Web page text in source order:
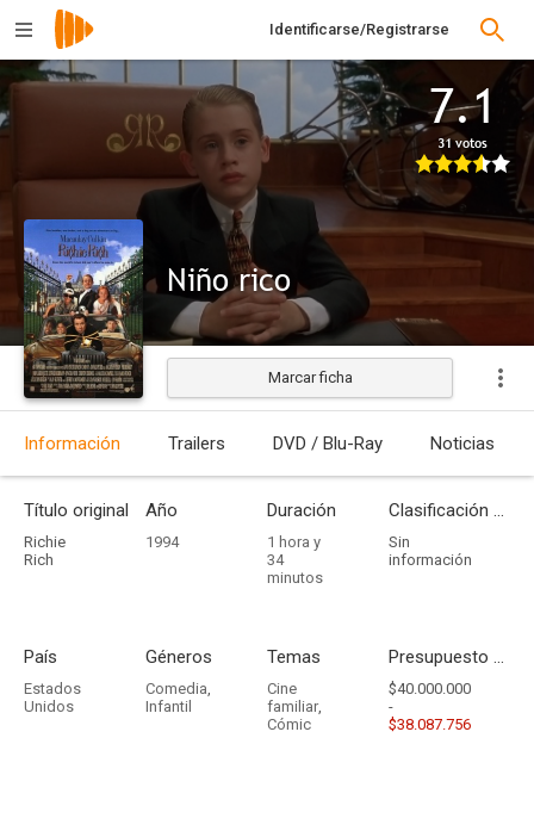
Identificarse/Registrarse
7.1
31 votos
Niño rico
Estrenada
Marcar ficha
Información Trailers DVD / Blu-Ray Noticias
Título original
Richie
Rich
Año
1994
Duración
1 hora y
34
minutos
Clasificación por edades
Sin
información
País
Estados
Unidos
Géneros
Comedia,
Infantil
Temas
Cine
familiar,
Cómic
Presupuesto - Ingresos
$40.000.000
-
$38.087.756